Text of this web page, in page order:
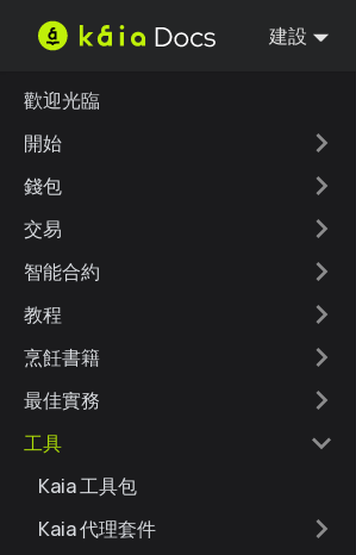
建設
歡迎光臨
開始
錢包
交易
智能合約
教程
烹飪書籍
最佳實務
工具
Kaia 工具包
Kaia 代理套件